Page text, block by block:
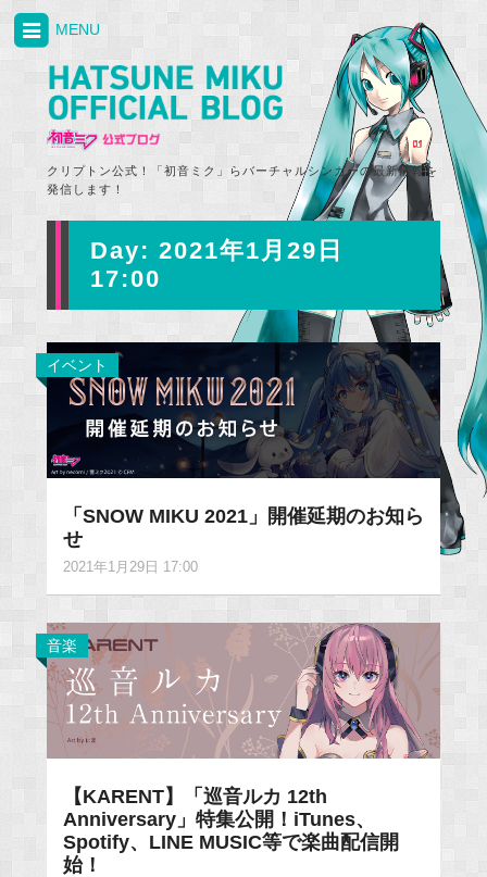
クリプトン公式！「初音ミク」らバーチャルシンガーの最新情報を
発信します！
MENU
Day: 2021年1月29日
17:00
イベント
「SNOW MIKU 2021」開催延期のお知ら
せ
2021年1月29日 17:00
音楽
【KARENT】「巡音ルカ 12th
Anniversary」特集公開！iTunes、
Spotify、LINE MUSIC等で楽曲配信開
始！